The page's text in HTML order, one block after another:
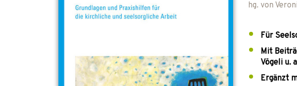
hg. von
Für
Mit
Vögeli u.
Ergänzt